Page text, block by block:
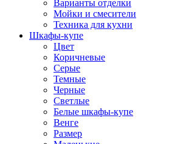
Варианты отделки
Мойки и смесители
Техника для кухни
Шкафы-купе
Цвет
Коричневые
Серые
Темные
Черные
Светлые
Белые шкафы-купе
Венге
Размер